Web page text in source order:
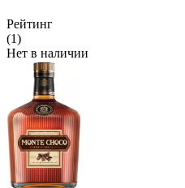
Рейтинг
(1)
Нет в наличии